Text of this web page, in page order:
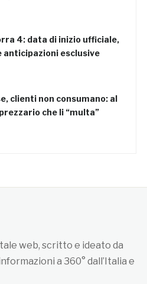
4: data di inizio ufficiale,
anticipazioni esclusive
clienti non consumano: al
che li “multa”
web, scritto e ideato da
a 360° dall’Italia e